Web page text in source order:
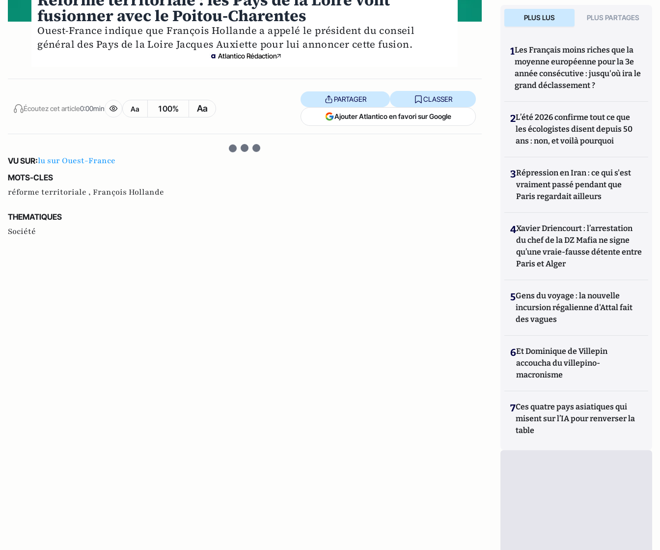
fusionner avec le Poitou-Charentes
Ouest-France indique que François Hollande a appelé le président du conseil
général des Pays de la Loire Jacques Auxiette pour lui annoncer cette fusion.
Atlantico Rédaction
Écoutez cet article0:00min Aa 100% Aa
PARTAGER CLASSER
Ajouter Atlantico en favori sur Google
VU SUR:lu sur Ouest-France
MOTS-CLES
réforme territoriale , François Hollande
THEMATIQUES
Société
PLUS LUS PLUS PARTAGES
1Les Français moins riches que la
moyenne européenne pour la 3e
année consécutive : jusqu'où ira le
grand déclassement ?
2L’été 2026 confirme tout ce que
les écologistes disent depuis 50
ans : non, et voilà pourquoi
3Répression en Iran : ce qui s'est
vraiment passé pendant que
Paris regardait ailleurs
4Xavier Driencourt : l’arrestation
du chef de la DZ Mafia ne signe
qu’une vraie-fausse détente entre
Paris et Alger
5Gens du voyage : la nouvelle
incursion régalienne d'Attal fait
des vagues
6Et Dominique de Villepin
accoucha du villepino-
macronisme
7Ces quatre pays asiatiques qui
misent sur l’IA pour renverser la
table